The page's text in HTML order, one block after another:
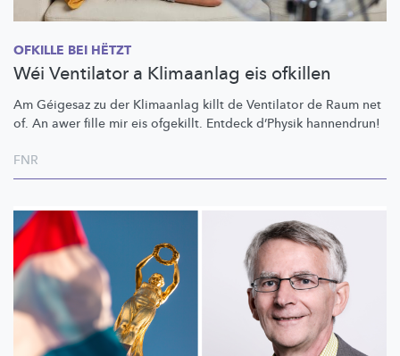
OFKILLE BEI HËTZT
Wéi Ventilator a Klimaanlag eis ofkillen
Am Géigesaz zu der Klimaanlag killt de Ventilator de Raum net
of. An awer fille mir eis ofgekillt. Entdeck d’Physik hannendrun!
FNR